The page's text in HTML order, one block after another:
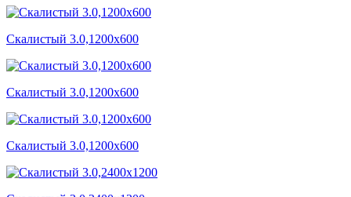
Скалистый 3.0,1200x600
Скалистый 3.0,1200x600
Скалистый 3.0,1200x600